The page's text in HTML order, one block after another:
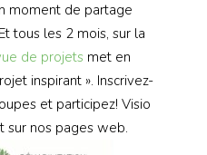
moment de partage
tous les 2 mois, sur la
de projets met en
inspirant ». Inscrivez-
et participez! Visio
sur nos pages web.